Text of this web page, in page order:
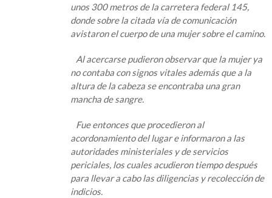
unos 300 metros de la carretera federal 145,
donde sobre la citada vía de comunicación
avistaron el cuerpo de una mujer sobre el camino.
Al acercarse pudieron observar que la mujer ya
no contaba con signos vitales además que a la
altura de la cabeza se encontraba una gran
mancha de sangre.
Fue entonces que procedieron al
acordonamiento del lugar e informaron a las
autoridades ministeriales y de servicios
periciales, los cuales acudieron tiempo después
para llevar a cabo las diligencias y recolección de
indicios.